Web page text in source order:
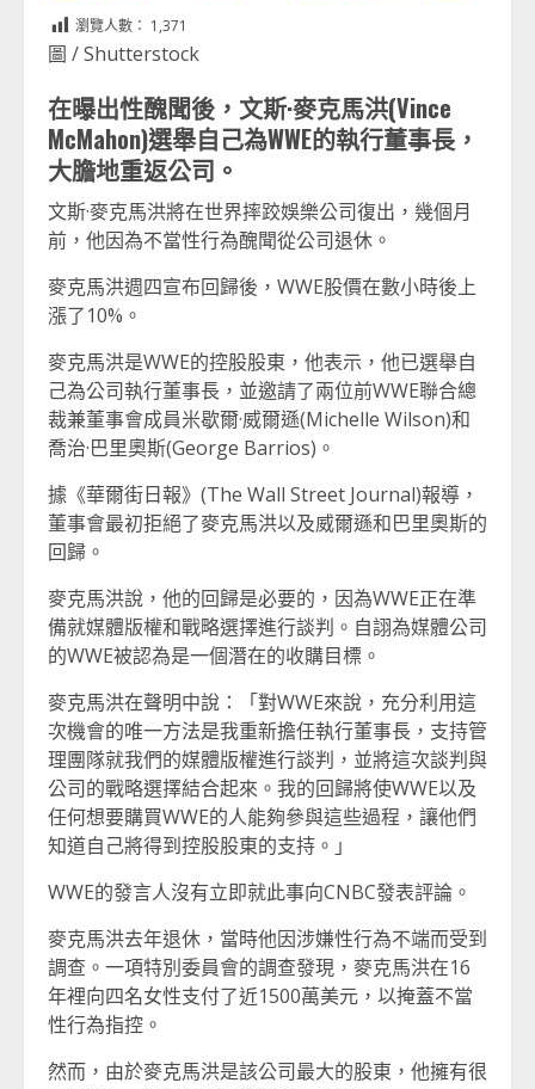
瀏覽人數： 1,371
圖 / Shutterstock
在曝出性醜聞後，文斯·麥克馬洪(Vince
McMahon)選舉自己為WWE的執行董事長，
大膽地重返公司。
文斯·麥克馬洪將在世界摔跤娛樂公司復出，幾個月
前，他因為不當性行為醜聞從公司退休。
麥克馬洪週四宣布回歸後，WWE股價在數小時後上
漲了10%。
麥克馬洪是WWE的控股股東，他表示，他已選舉自
己為公司執行董事長，並邀請了兩位前WWE聯合總
裁兼董事會成員米歇爾·威爾遜(Michelle Wilson)和
喬治·巴里奧斯(George Barrios)。
據《華爾街日報》(The Wall Street Journal)報導，
董事會最初拒絕了麥克馬洪以及威爾遜和巴里奧斯的
回歸。
麥克馬洪說，他的回歸是必要的，因為WWE正在準
備就媒體版權和戰略選擇進行談判。自詡為媒體公司
的WWE被認為是一個潛在的收購目標。
麥克馬洪在聲明中說：「對WWE來說，充分利用這
次機會的唯一方法是我重新擔任執行董事長，支持管
理團隊就我們的媒體版權進行談判，並將這次談判與
公司的戰略選擇結合起來。我的回歸將使WWE以及
任何想要購買WWE的人能夠參與這些過程，讓他們
知道自己將得到控股股東的支持。」
WWE的發言人沒有立即就此事向CNBC發表評論。
麥克馬洪去年退休，當時他因涉嫌性行為不端而受到
調查。一項特別委員會的調查發現，麥克馬洪在16
年裡向四名女性支付了近1500萬美元，以掩蓋不當
性行為指控。
然而，由於麥克馬洪是該公司最大的股東，他擁有很